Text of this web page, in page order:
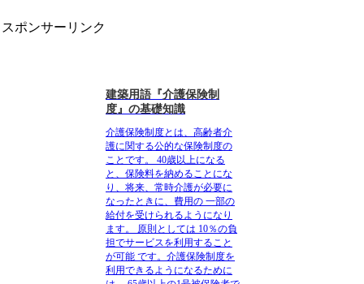
スポンサーリンク
建築用語『介護保険制
度』の基礎知識
介護保険制度とは、高齢者介
護に関する公的な保険制度の
ことです。
40歳以上になる
と、保険料を納めることにな
り、将来、常時介護が必要に
なったときに、費用の 一部の
給付を受けられるようになり
ます。
原則としては 10％の負
担でサービスを利用すること
が可能 です。介護保険制度を
利用できるようになるために